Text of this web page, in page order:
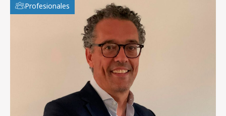
Profesionales